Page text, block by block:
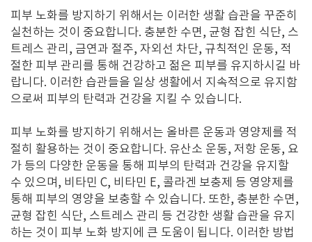
피부 노화를 방지하기 위해서는 이러한 생활 습관을 꾸준히
실천하는 것이 중요합니다. 충분한 수면, 균형 잡힌 식단, 스
트레스 관리, 금연과 절주, 자외선 차단, 규칙적인 운동, 적
절한 피부 관리를 통해 건강하고 젊은 피부를 유지하시길 바
랍니다. 이러한 습관들을 일상 생활에서 지속적으로 유지함
으로써 피부의 탄력과 건강을 지킬 수 있습니다.
피부 노화를 방지하기 위해서는 올바른 운동과 영양제를 적
절히 활용하는 것이 중요합니다. 유산소 운동, 저항 운동, 요
가 등의 다양한 운동을 통해 피부의 탄력과 건강을 유지할
수 있으며, 비타민 C, 비타민 E, 콜라겐 보충제 등 영양제를
통해 피부의 영양을 보충할 수 있습니다. 또한, 충분한 수면,
균형 잡힌 식단, 스트레스 관리 등 건강한 생활 습관을 유지
하는 것이 피부 노화 방지에 큰 도움이 됩니다. 이러한 방법